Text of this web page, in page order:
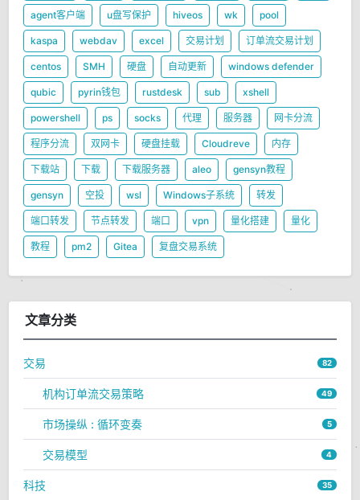
agent客户端 u盘写保护 hiveos wk pool
kaspa webdav excel 交易计划 订单流交易计划
centos SMH 硬盘 自动更新 windows defender
qubic pyrin钱包 rustdesk sub xshell
powershell ps socks 代理 服务器 网卡分流
程序分流 双网卡 硬盘挂载 Cloudreve 内存
下载站 下载 下载服务器 aleo gensyn教程
gensyn 空投 wsl Windows子系统 转发
端口转发 节点转发 端口 vpn 量化搭建 量化
教程 pm2 Gitea 复盘交易系统
文章分类
交易 82
机构订单流交易策略 49
市场操纵 : 循环变奏 5
交易模型 4
科技 35